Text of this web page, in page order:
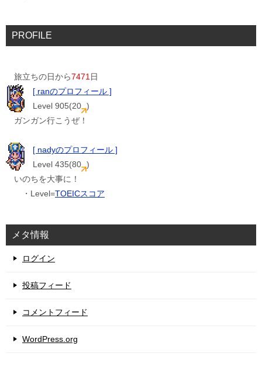
PROFILE
旅立ちの日から7471日
[ ranのプロフィール ]
Level 905(20 )
ガンガン行こうぜ！
[ nadyのプロフィール ]
Level 435(80 )
いのちを大事に！
・Level=TOEICスコア
メタ情報
ログイン
投稿フィード
コメントフィード
WordPress.org